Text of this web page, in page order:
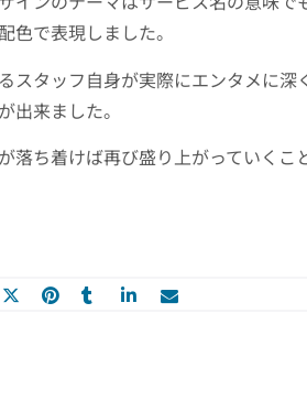
色で表現しました。
スタッフ自身が実際にエンタメに
出来ました。
落ち着けば再び盛り上がっていくこ